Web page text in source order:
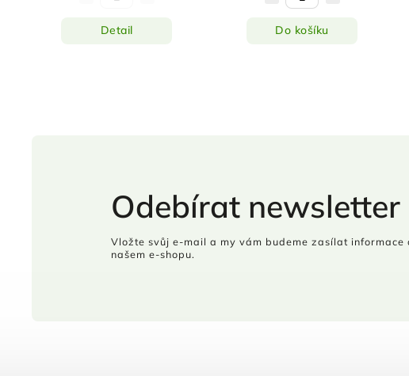
Detail Do košíku
Odebírat newsletter
Vložte svůj e-mail a my vám budeme zasílat informace
našem e-shopu.